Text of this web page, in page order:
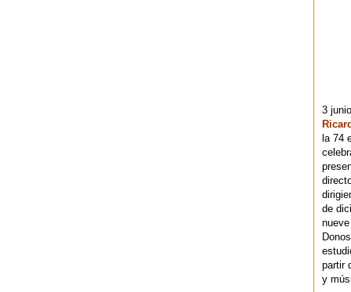
3
la 74
de
partir
y